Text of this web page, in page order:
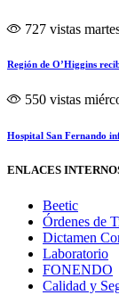
727 vistas
Región de O’Higgins
550 vistas
Hospital San Fernando
ENLACES
Beetic
Órdenes de
Dictamen
Laboratorio
FONENDO
Calidad y